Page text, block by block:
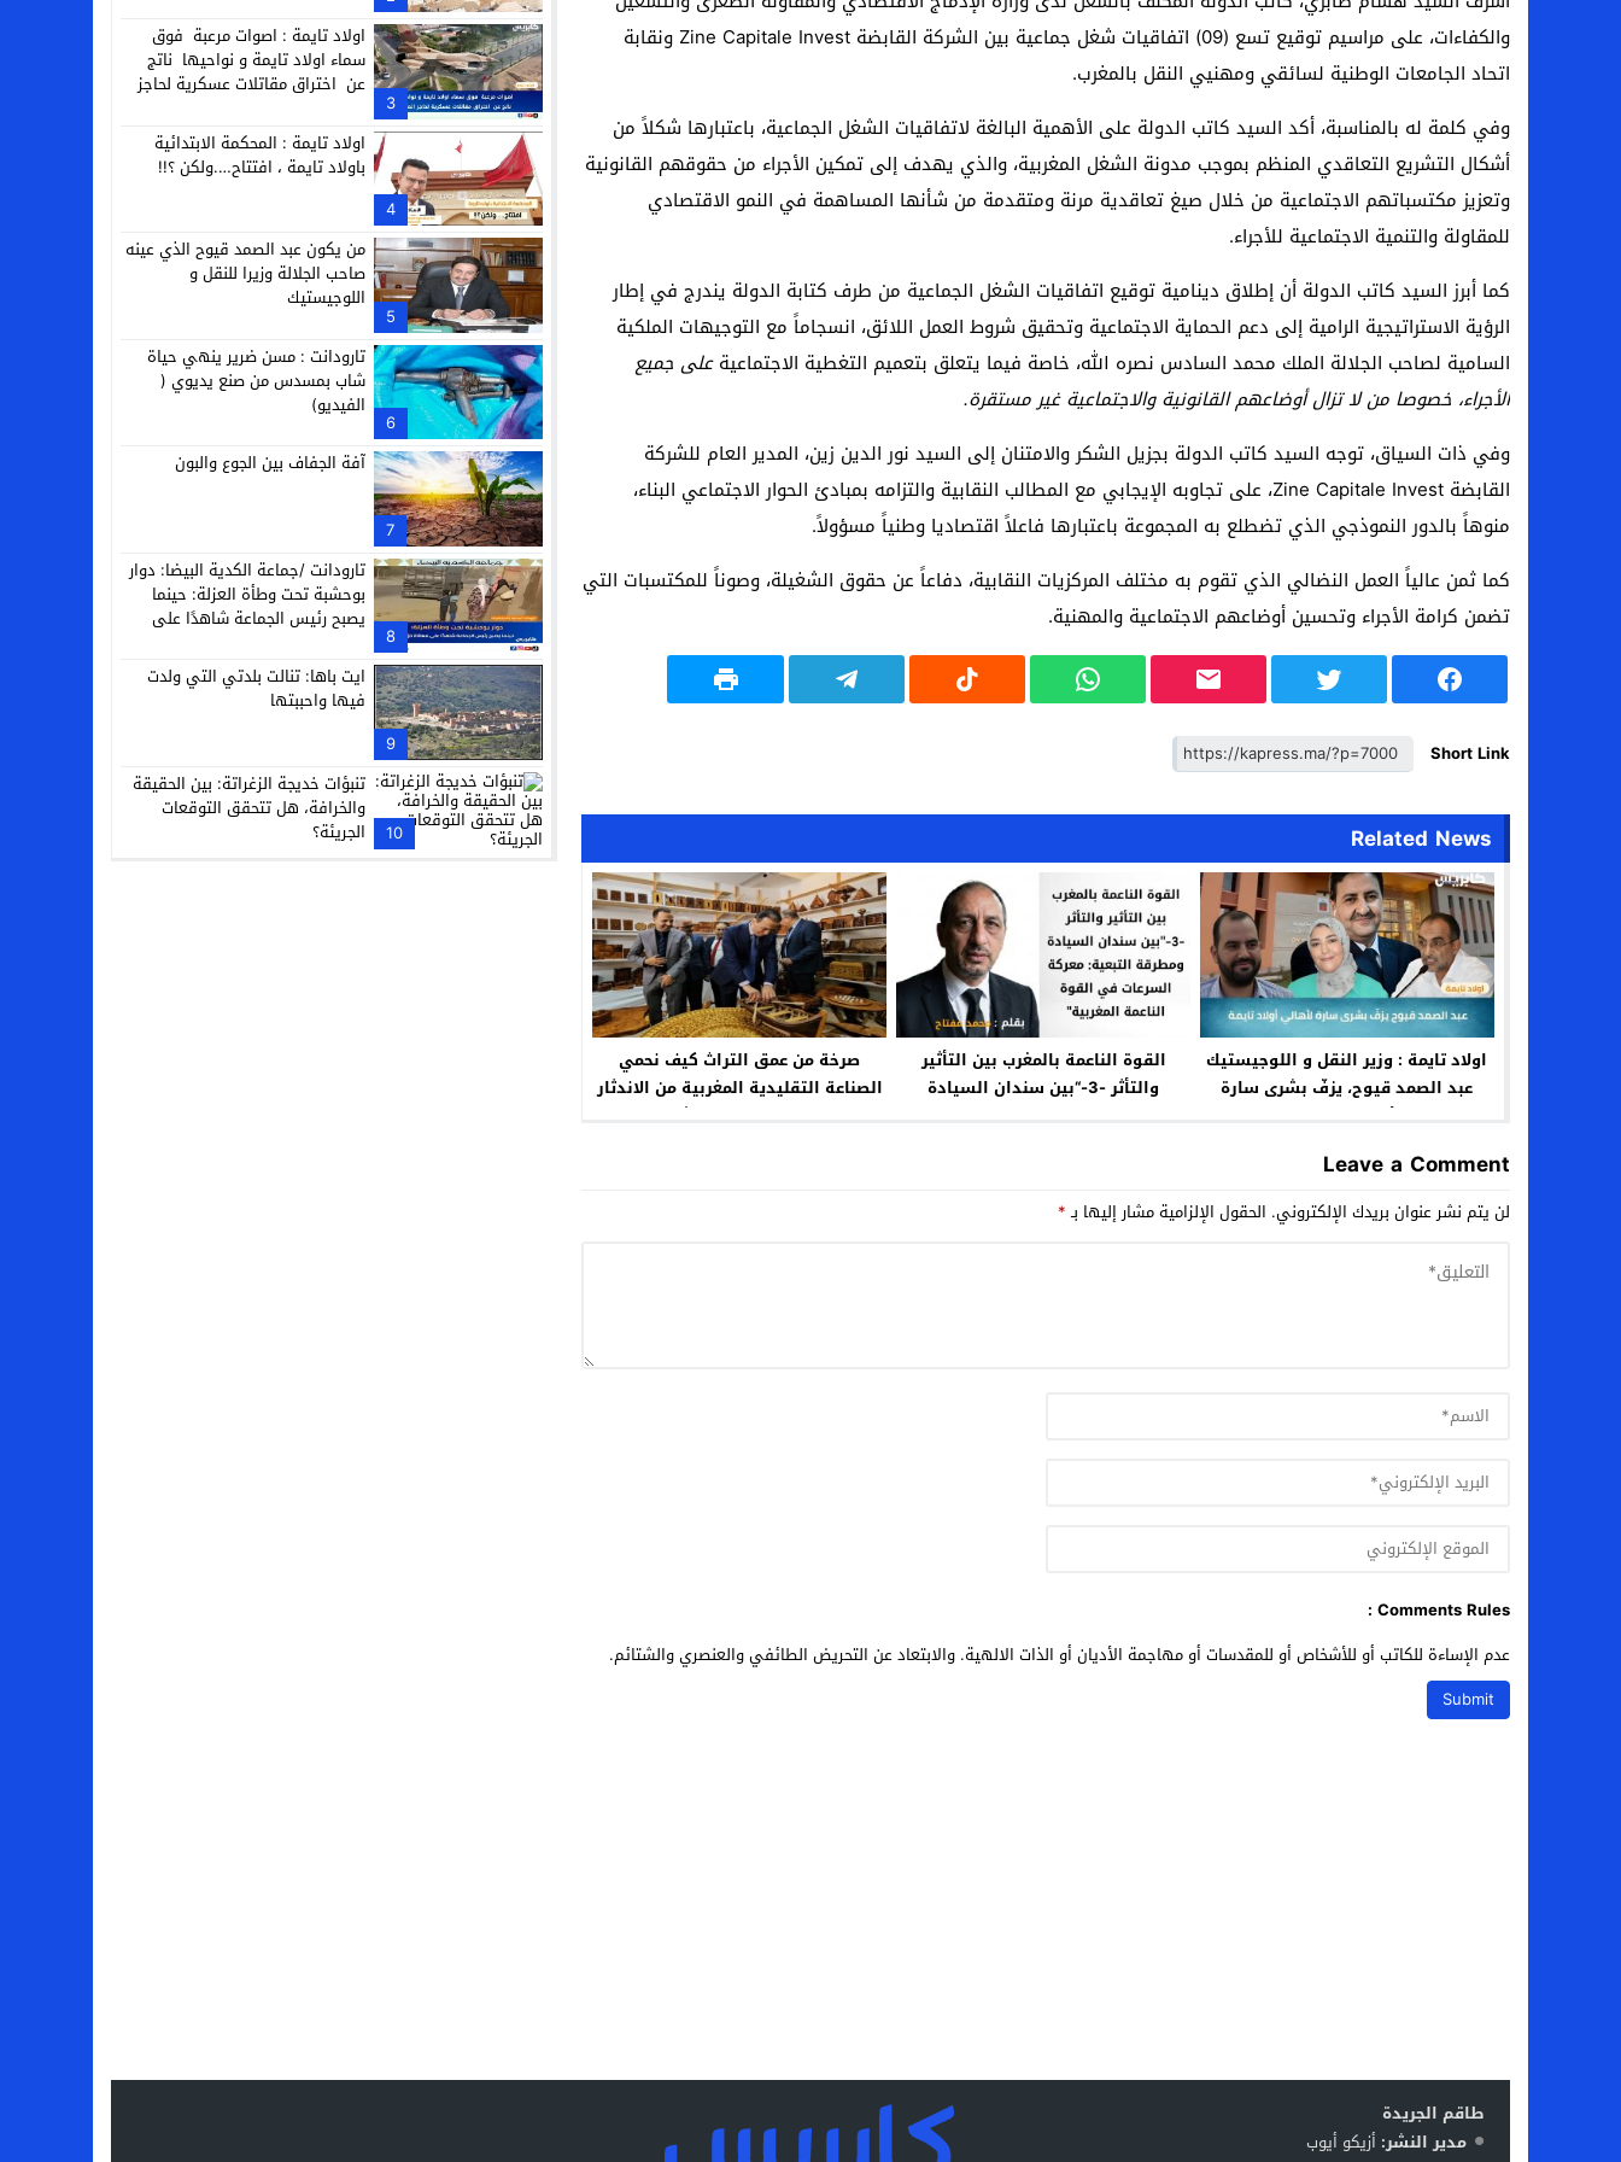
والكفاءات، على مراسيم توقيع تسع (09) اتفاقيات شغل جماعية بين الشركة القابضة Zine Capitale Invest ونقابة
اتحاد الجامعات الوطنية لسائقي ومهنيي النقل بالمغرب.
وفي كلمة له بالمناسبة، أكد السيد كاتب الدولة على الأهمية البالغة لاتفاقيات الشغل الجماعية، باعتبارها شكلاً من
أشكال التشريع التعاقدي المنظم بموجب مدونة الشغل المغربية، والذي يهدف إلى تمكين الأجراء من حقوقهم القانونية
وتعزيز مكتسباتهم الاجتماعية من خلال صيغ تعاقدية مرنة ومتقدمة من شأنها المساهمة في النمو الاقتصادي
للمقاولة والتنمية الاجتماعية للأجراء.
كما أبرز السيد كاتب الدولة أن إطلاق دينامية توقيع اتفاقيات الشغل الجماعية من طرف كتابة الدولة يندرج في إطار
الرؤية الاستراتيجية الرامية إلى دعم الحماية الاجتماعية وتحقيق شروط العمل اللائق، انسجاماً مع التوجيهات الملكية
السامية لصاحب الجلالة الملك محمد السادس نصره الله، خاصة فيما يتعلق بتعميم التغطية الاجتماعيةعلى جميع
الأجراء، خصوصا من لا تزال أوضاعهم القانونية والاجتماعية غير مستقرة.
وفي ذات السياق، توجه السيد كاتب الدولة بجزيل الشكر والامتنان إلى السيد نور الدين زين، المدير العام للشركة
القابضة Zine Capitale Invest، على تجاوبه الإيجابي مع المطالب النقابية والتزامه بمبادئ الحوار الاجتماعي البناء،
منوهاً بالدور النموذجي الذي تضطلع به المجموعة باعتبارها فاعلاً اقتصاديا وطنياً مسؤولاً.
كما ثمن عالياً العمل النضالي الذي تقوم به مختلف المركزيات النقابية، دفاعاً عن حقوق الشغيلة، وصوناً للمكتسبات التي
تضمن كرامة الأجراء وتحسين أوضاعهم الاجتماعية والمهنية.
Short Link
Related News
اولاد تايمة : وزير النقل و اللوجيستيك
عبد الصمد قيوح، يزفّ بشرى سارة
لأهالي هوارة
القوة الناعمة بالمغرب بين التأثير
والتأثر -3-“بين سندان السيادة
صرخة من عمق التراث كيف نحمي
الصناعة التقليدية المغربية من الاندثار
في ظل التهميش
Leave a Comment
لن يتم نشر عنوان بريدك الإلكتروني. الحقول الإلزامية مشار إليها بـ*
Comments Rules :
عدم الإساءة للكاتب أو للأشخاص أو للمقدسات أو مهاجمة الأديان أو الذات الالهية. والابتعاد عن التحريض الطائفي والعنصري والشتائم.
3
اولاد تايمة : اصوات مرعبة فوق
سماء اولاد تايمة و نواحيها ناتج
عن اختراق مقاتلات عسكرية لحاجز
4
اولاد تايمة : المحكمة الابتدائية
باولاد تايمة ، افتتاح….ولكن ؟!!
5
من يكون عبد الصمد قيوح الذي عينه
صاحب الجلالة وزيرا للنقل و
اللوجيستيك
6
تارودانت : مسن ضرير ينهي حياة
شاب بمسدس من صنع يديوي (
الفيديو)
7
آفة الجفاف بين الجوع والبون
8
تارودانت /جماعة الكدية البيضا: دوار
بوحشبة تحت وطأة العزلة: حينما
يصبح رئيس الجماعة شاهدًا على
9
ايت باها: تنالت بلدتي التي ولدت
فيها واحببتها
10
تنبؤات خديجة الزغراتة: بين الحقيقة
والخرافة، هل تتحقق التوقعات
الجريئة؟
طاقم الجريدة
مدير النشر: أزيكو أيوب